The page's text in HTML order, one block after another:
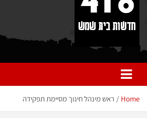
418 – חדשות בית שמש
כל מה שחדש ומעניין בבית שמש בכלל והחרדית בפרט
Home ראש מינהל חינוך מסיימת תפקידה